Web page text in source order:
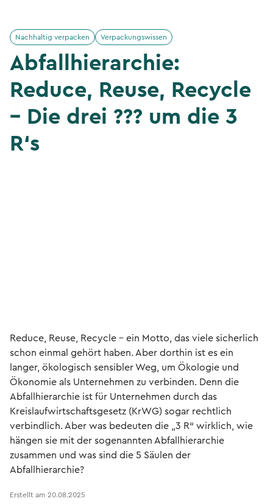
Nachhaltig verpacken Verpackungswissen
Abfallhierarchie:
Reduce, Reuse, Recycle
– Die drei ??? um die 3
R‘s
Reduce, Reuse, Recycle – ein Motto, das viele sicherlich
schon einmal gehört haben. Aber dorthin ist es ein
langer, ökologisch sensibler Weg, um Ökologie und
Ökonomie als Unternehmen zu verbinden. Denn die
Abfallhierarchie ist für Unternehmen durch das
Kreislaufwirtschaftsgesetz (KrWG) sogar rechtlich
verbindlich. Aber was bedeuten die „3 R“ wirklich, wie
hängen sie mit der sogenannten Abfallhierarchie
zusammen und was sind die 5 Säulen der
Abfallhierarchie?
Erstellt am 20.08.2025